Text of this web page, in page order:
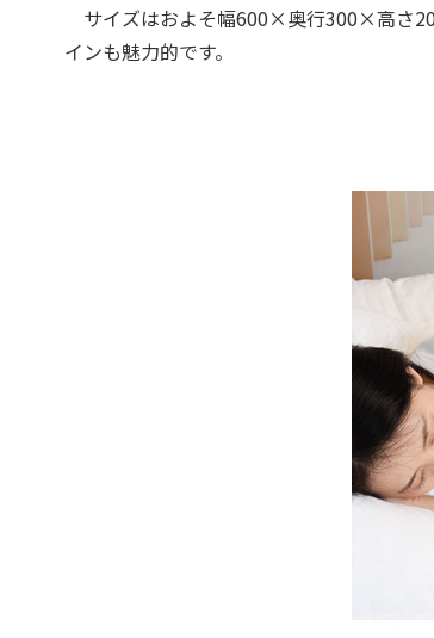
サイズはおよそ幅600×奥行300×高さ
インも魅力的です。